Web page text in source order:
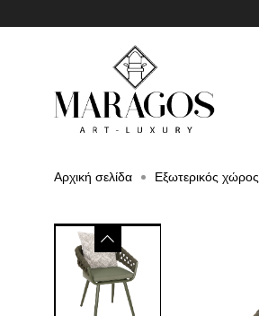
Αρχική σελίδα Εξωτερικός χώρος